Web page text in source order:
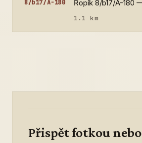
8/b17/A-180
1.1 km
Přispět fotkou nebo